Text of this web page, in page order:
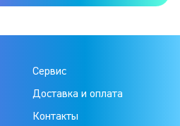
Сервис
Доставка и оплата
Контакты